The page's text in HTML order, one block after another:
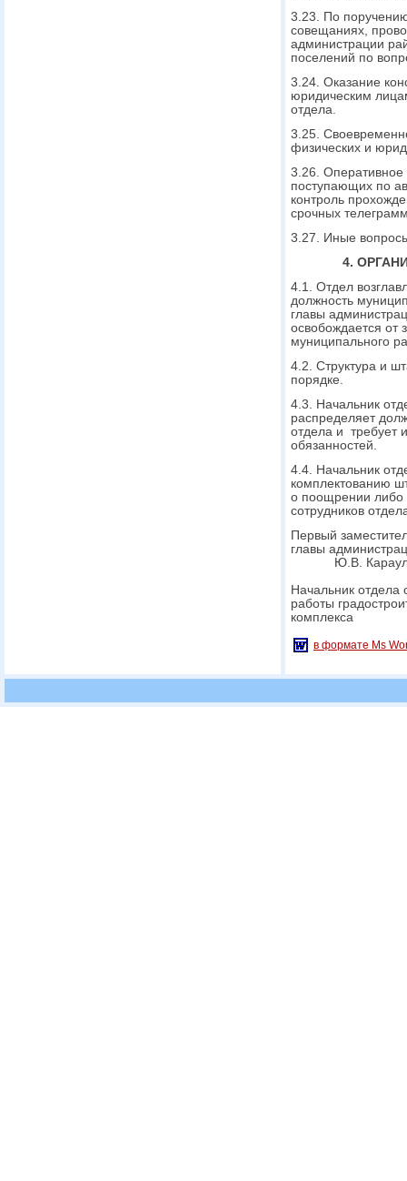
3.23. По
совещаниях,
администрации
поселений по
3.24. Оказание
юридическим
отдела.
3.25.
физических и
3.26. Оперативное
поступающих по
контроль
срочных
3.27. Иные
4.
4.1. Отдел
должность
главы
освобождается от
муниципального
4.2. Структура и
порядке.
4.3. Начальник
распределяет
отдела и требует
обязанностей.
4.4. Начальник
комплектованию
о поощрении либо
сотрудников
Первый
главы
Ю.В.
Начальник отдела
работы
в формате Ms